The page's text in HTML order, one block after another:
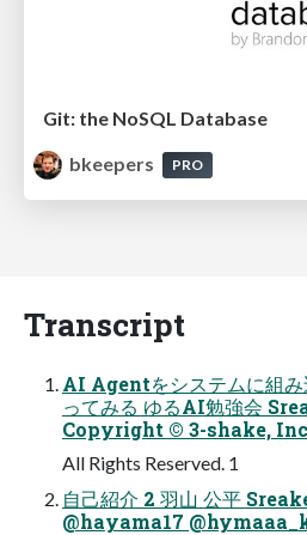
Git: the NoSQL Database
bkeepers
PRO
Transcript
AI Agentをシステムに組み
ってみる ゆるAI勉強会
Copyright © 3-shake,
All Rights Reserved. 1
自己紹介 2 羽山 公平
@hayama17